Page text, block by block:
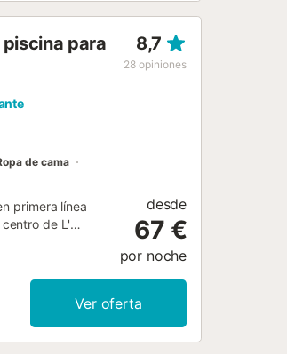
para
8,7
28 opiniones
de cama
primera línea
de L'
de las
Hay un amplio
con aire
matrimonio y
desde
67 €
por noche
Ver oferta